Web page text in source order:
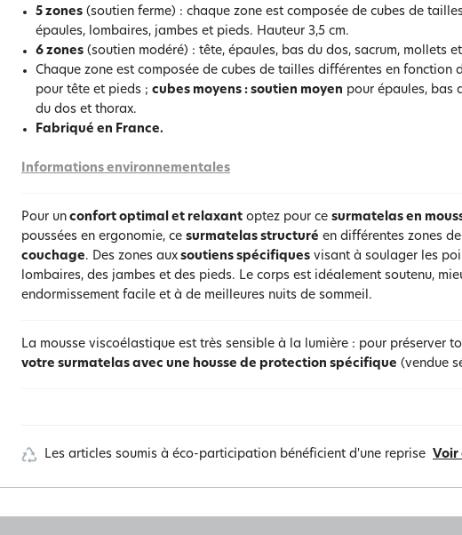
5 zones (soutien ferme) : chaque zone est composée de cubes de
épaules, lombaires, jambes et pieds. Hauteur 3,5 cm.
6 zones (soutien modéré) : tête, épaules, bas du dos, sacrum, mollets
Chaque zone est composée de cubes de tailles différentes en fonction
pour tête et pieds ; cubes moyens : soutien moyen pour épaules, bas
du dos et thorax.
Fabriqué en France.
Informations environnementales
Pour un confort optimal et relaxant optez pour ce surmatelas en
poussées en ergonomie, ce surmatelas structuré en différentes zones
couchage. Des zones aux soutiens spécifiques visant à soulager les
lombaires, des jambes et des pieds. Le corps est idéalement soutenu,
endormissement facile et à de meilleures nuits de sommeil.
La mousse viscoélastique est très sensible à la lumière : pour préserver
votre surmatelas avec une housse de protection spécifique (vendue
Les articles soumis à éco-participation bénéficient d'une reprise Voir